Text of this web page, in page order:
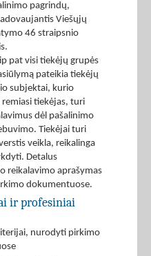
pagrindų,
Viešųjų
46 straipsnio
pat visi tiekėjų grupės
pateikia tiekėjų
subjektai, kurio
remiasi tiekėjas, turi
dėl pašalinimo
Tiekėjai turi
veikla, reikalinga
Detalus
reikalavimo aprašymas
dokumentuose.
ir profesiniai
nurodyti pirkimo